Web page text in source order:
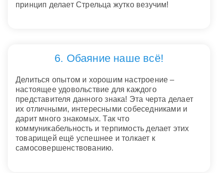
принцип делает Стрельца жутко везучим!
6. Обаяние наше всё!
Делиться опытом и хорошим настроение –
настоящее удовольствие для каждого
представителя данного знака! Эта черта делает
их отличными, интересными собеседниками и
дарит много знакомых. Так что
коммуникабельность и терпимость делает этих
товарищей ещё успешнее и толкает к
самосовершенствованию.